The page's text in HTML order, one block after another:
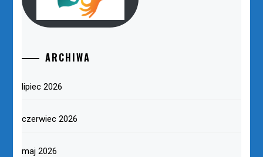
ARCHIWA
lipiec 2026
czerwiec 2026
maj 2026